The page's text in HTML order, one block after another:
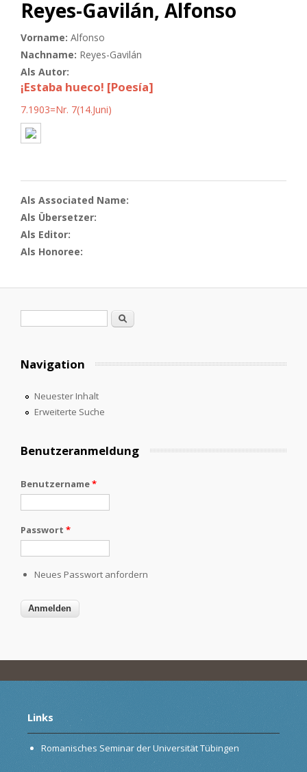
Reyes-Gavilán, Alfonso
Vorname: Alfonso
Nachname: Reyes-Gavilán
Als Autor:
¡Estaba hueco! [Poesía]
7.1903=Nr. 7(14.Juni)
Als Associated Name:
Als Übersetzer:
Als Editor:
Als Honoree:
Suche
Navigation
Neuester Inhalt
Erweiterte Suche
Benutzeranmeldung
Benutzername*
Passwort *
Neues Passwort anfordern
Links
Romanisches Seminar der Universität Tübingen